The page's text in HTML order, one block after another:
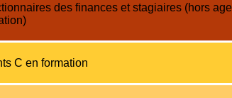
des finances et stagiaires (hors
C en formation